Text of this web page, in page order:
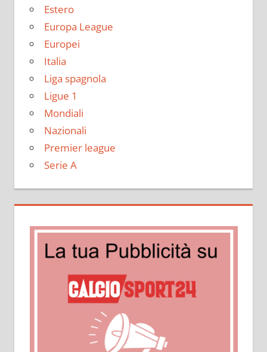
Estero
Europa League
Europei
Italia
Liga spagnola
Ligue 1
Mondiali
Nazionali
Premier league
Serie A